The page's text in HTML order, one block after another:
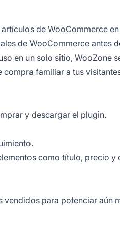
de WooCommerce
de WooCommerce antes
en un solo sitio, WooZone
familiar a tus
y descargar el plugin.
como título, precio
para potenciar aún